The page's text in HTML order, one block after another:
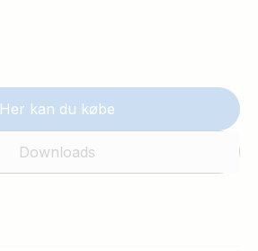
Her kan du købe
Downloads